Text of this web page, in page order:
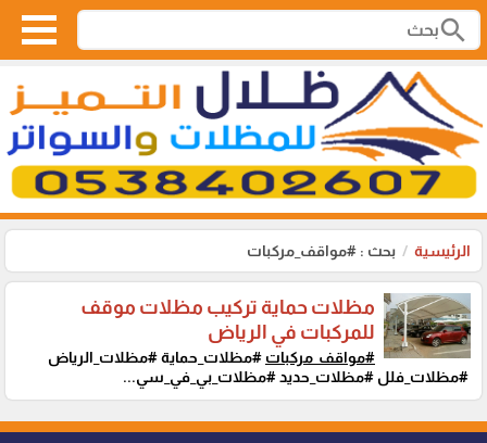
search
الرئيسية بحث : #مواقف_مركبات
مظلات حماية تركيب مظلات موقف
للمركبات في الرياض
#مواقف_مركبات #مظلات_حماية #مظلات_الرياض
#مظلات_فلل #مظلات_حديد #مظلات_بي_في_سي...